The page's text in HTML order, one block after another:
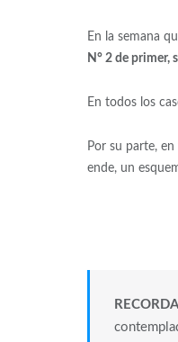
En la semana
N° 2 de primer,
En todos los
Por su parte,
ende, un